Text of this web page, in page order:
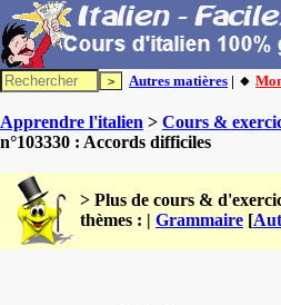
Autres matières | 🔸
Apprendre l'italien > Cours &
n°103330 : Accords difficiles
> Plus de cours &
thèmes : | Grammaire [